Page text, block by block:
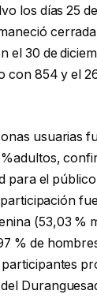
los días 25
el 30 de
con 854 y el
usuarias
para el
(53,03 %
% de